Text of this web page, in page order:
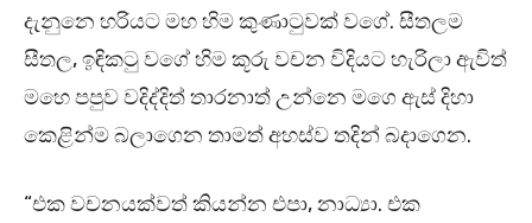
දැනුනෙ හරියට මහ හිම කුණාටුවක් වගේ. සීතලම
සීතල, ඉඳිකටු වගේ හිම කූරු වචන විදියට හැරිලා ඇවිත්
මහෙ පපුව වදිද්දිත් තාරනාත් උන්නෙ මගෙ ඇස් දිහා
කෙළින්ම බලාගෙන තාමත් අහස්ව තදින් බදාගෙන.
“එක වචනයක්වත් කියන්න එපා, නාධ්‍යා. එක